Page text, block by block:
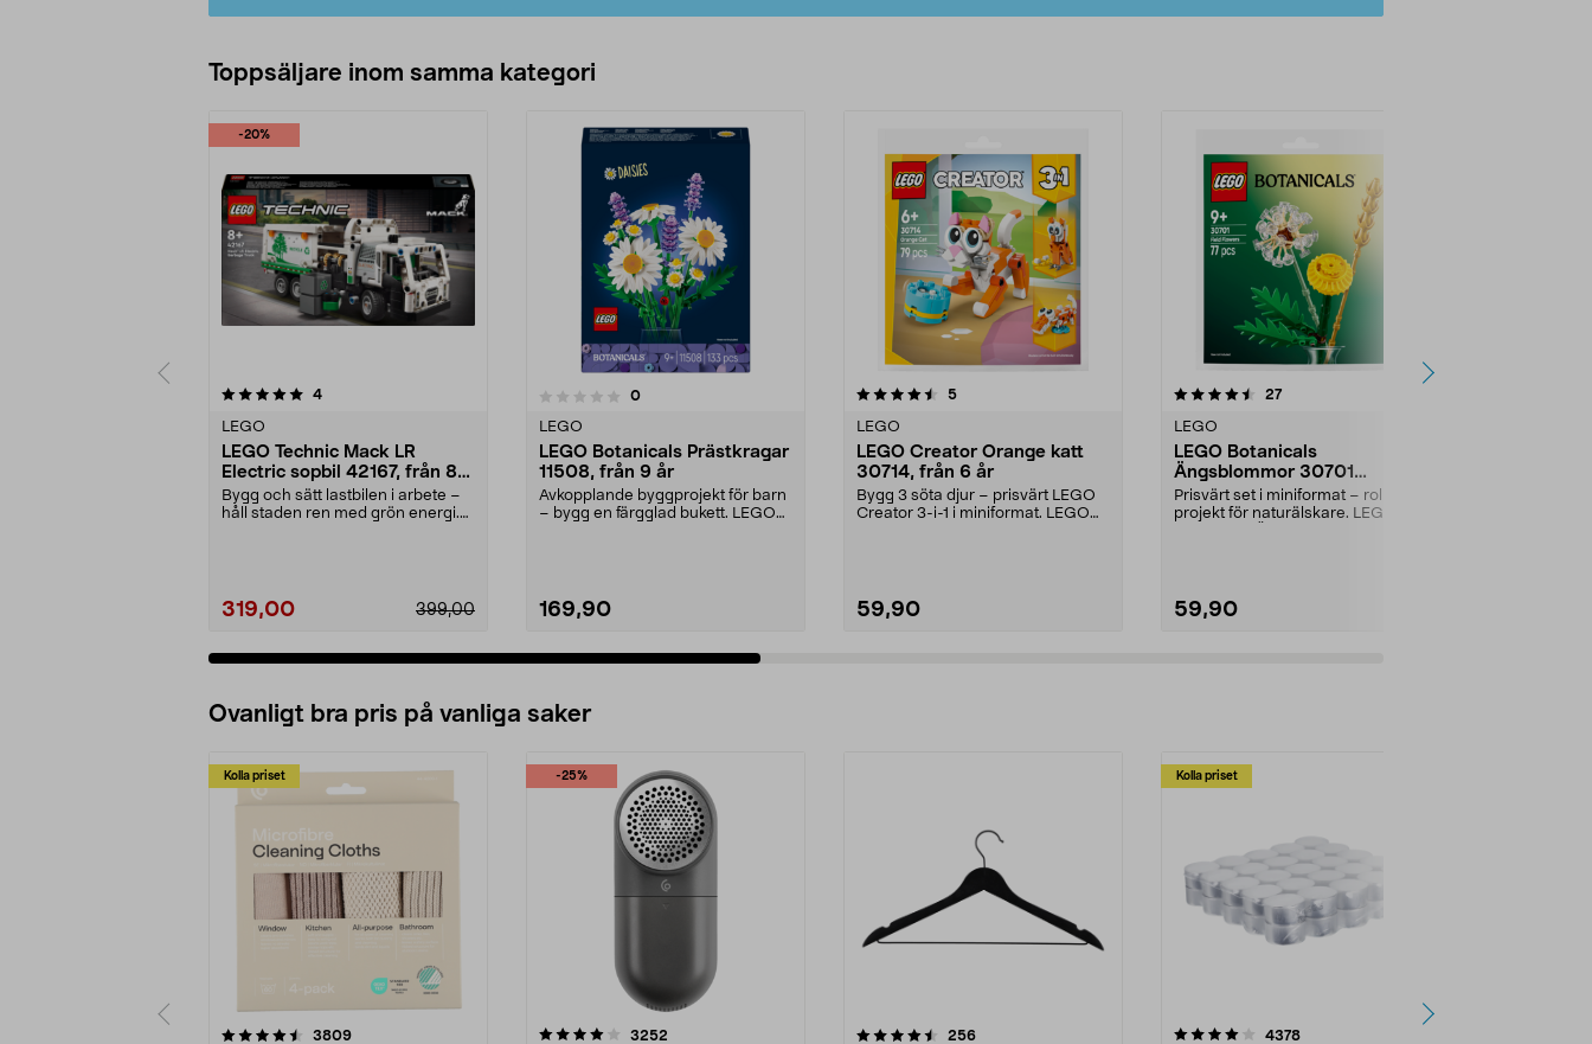
Toppsäljare inom samma kategori
-20%
4recensioner
LEGO
LEGO Technic Mack LR
Electric sopbil 42167, från 8
år
Bygg och sätt lastbilen i arbete –
håll staden ren med grön energi.
319,00 399,00
0.0 av 5 stjärnor 0recensioner
LEGO
LEGO Botanicals Prästkragar
11508, från 9 år
Avkopplande byggprojekt för barn
– bygg en färgglad bukett. LEGO
169,90
4.5 av 5 stjärnor 5recensioner
LEGO
LEGO Creator Orange katt
30714, från 6 år
Bygg 3 söta djur – prisvärt LEGO
Creator 3-i-1 i miniformat. LEGO
59,90
4.5 av 5 stjärnor 27recensioner
LEGO
LEGO Botanicals
Ängsblommor 30701
minipåse, från 9 år
Prisvärt set i miniformat – roligt
projekt för naturälskare. LEGO
59,90
5.0 av 5 stjärnor
Ovanligt bra pris på vanliga saker
Kolla priset
3809recensioner
-25%
4.0av 5 stjärnor 3252
4.5av 5 stjärnor 256recensioner
Kolla priset
4.0av 5 stjärnor 4378recensioner
4.5av 5 stjärnor